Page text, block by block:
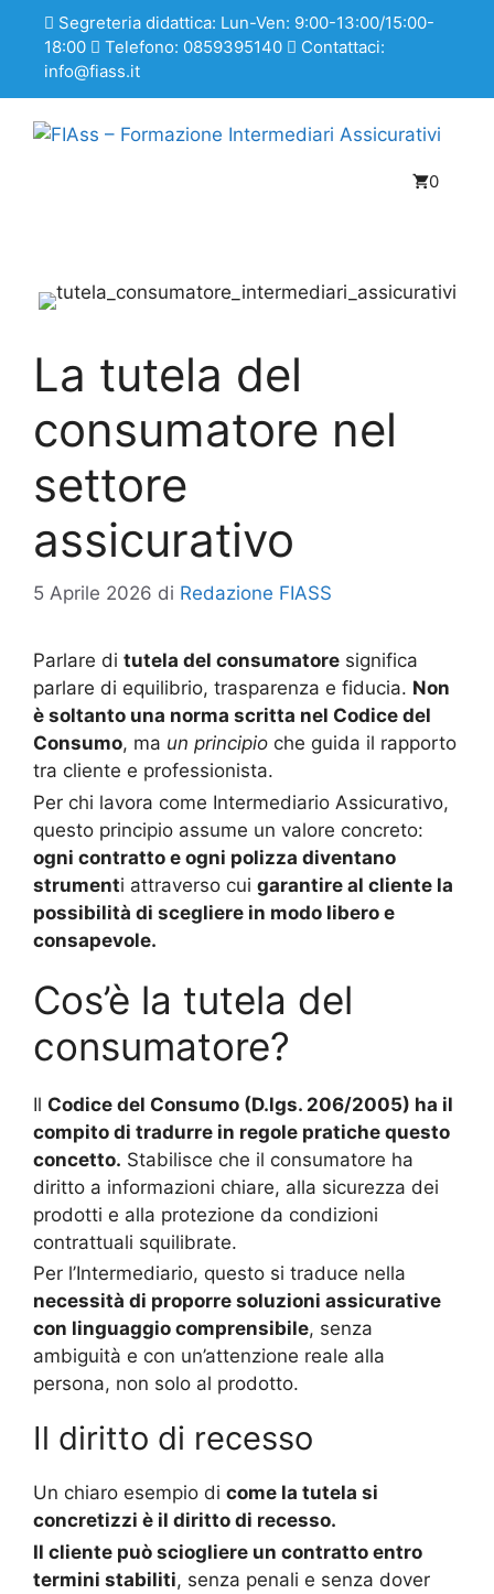
Segreteria didattica: Lun-Ven: 9:00-13:00/15:00-
18:00
Telefono: 0859395140
Contattaci:
info@fiass.it
0
La tutela del
consumatore nel
settore
assicurativo
5 Aprile 2026 di Redazione FIASS
Parlare di tutela del consumatore significa
parlare di equilibrio, trasparenza e fiducia. Non
è soltanto una norma scritta nel Codice del
Consumo, ma un principio che guida il rapporto
tra cliente e professionista.
Per chi lavora come Intermediario Assicurativo,
questo principio assume un valore concreto:
ogni contratto e ogni polizza diventano
strumenti attraverso cui garantire al cliente la
possibilità di scegliere in modo libero e
consapevole.
Cos’è la tutela del
consumatore?
Il Codice del Consumo (D.lgs. 206/2005) ha il
compito di tradurre in regole pratiche questo
concetto. Stabilisce che il consumatore ha
diritto a informazioni chiare, alla sicurezza dei
prodotti e alla protezione da condizioni
contrattuali squilibrate.
Per l’Intermediario, questo si traduce nella
necessità di proporre soluzioni assicurative
con linguaggio comprensibile, senza
ambiguità e con un’attenzione reale alla
persona, non solo al prodotto.
Il diritto di recesso
Un chiaro esempio di come la tutela si
concretizzi è il diritto di recesso.
Il cliente può sciogliere un contratto entro
termini stabiliti, senza penali e senza dover